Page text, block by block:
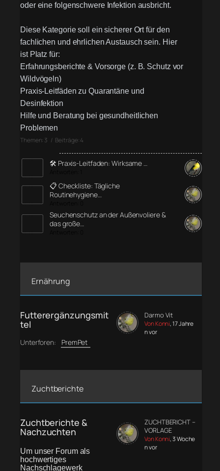
oder eine folgenschwere Infektion ausbricht.
Diese Kategorie soll ein sicherer Ort für den
fachlichen und ehrlichen Austausch sein. Hier
ist Platz für:
Erfahrungsberichte & Vorsorge (z. B. Schutz vor
Wildvögeln)
Praxis-Leitfäden zu Quarantäne und
Desinfektion
Hilfe und Beratung bei gesundheitlichen
Problemen
Themen: 3 / Beiträge: 4
🛠️ Praxis-Leitfaden: Wirksame …
📋 Checkliste: Tägliche
Routinehygiene…
Seuchenschutz an der Außenvoliere &
das große…
Ernährung
Futterergänzungsmit
tel
Unterforen: PremPet
Darmo Vit
Von Konni, 17 Jahre
n vor
Zuchtberichte
Zuchtberichte &
Nachzuchten
Um unser Forum als
hochwertiges
Nachschlagewerk
ZUCHTBERICHT –
VORLAGE
Von Konni, 3 Woche
n vor